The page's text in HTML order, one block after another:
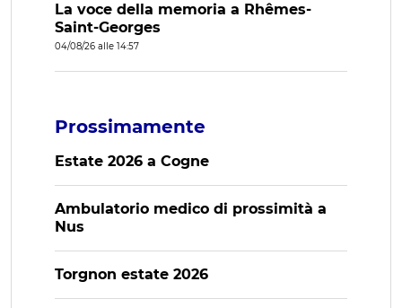
La voce della memoria a Rhêmes-
Saint-Georges
04/08/26 alle 14:57
Prossimamente
Estate 2026 a Cogne
Ambulatorio medico di prossimità a
Nus
Torgnon estate 2026